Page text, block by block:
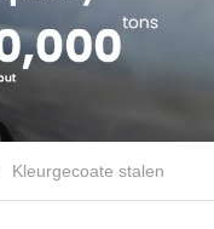
Kleurgecoate stalen